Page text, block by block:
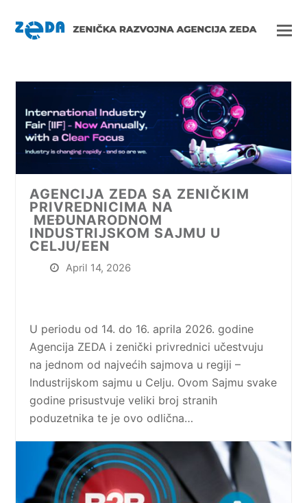
AGENCIJA ZEDA SA ZENIČKIM
PRIVREDNICIMA NA
MEĐUNARODNOM
INDUSTRIJSKOM SAJMU U
CELJU/EEN
April 14, 2026
U periodu od 14. do 16. aprila 2026. godine
Agencija ZEDA i zenički privrednici učestvuju
na jednom od najvećih sajmova u regiji –
Industrijskom sajmu u Celju. Ovom Sajmu svake
godine prisustvuje veliki broj stranih
poduzetnika te je ovo odlična…